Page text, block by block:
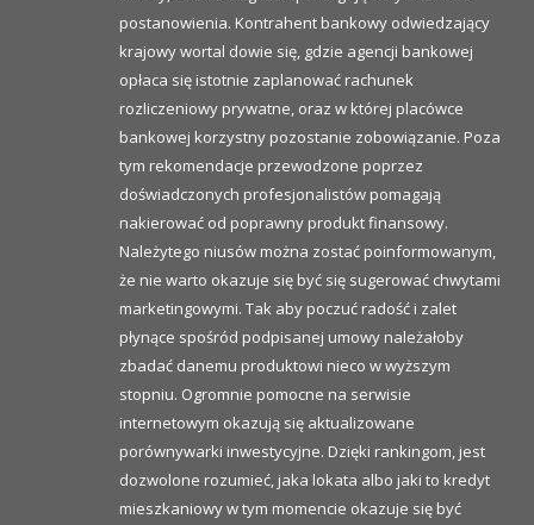
postanowienia. Kontrahent bankowy odwiedzający
krajowy wortal dowie się, gdzie agencji bankowej
opłaca się istotnie zaplanować rachunek
rozliczeniowy prywatne, oraz w której placówce
bankowej korzystny pozostanie zobowiązanie. Poza
tym rekomendacje przewodzone poprzez
doświadczonych profesjonalistów pomagają
nakierować od poprawny produkt finansowy.
Należytego niusów można zostać poinformowanym,
że nie warto okazuje się być się sugerować chwytami
marketingowymi. Tak aby poczuć radość i zalet
płynące spośród podpisanej umowy należałoby
zbadać danemu produktowi nieco w wyższym
stopniu. Ogromnie pomocne na serwisie
internetowym okazują się aktualizowane
porównywarki inwestycyjne. Dzięki rankingom, jest
dozwolone rozumieć, jaka lokata albo jaki to kredyt
mieszkaniowy w tym momencie okazuje się być